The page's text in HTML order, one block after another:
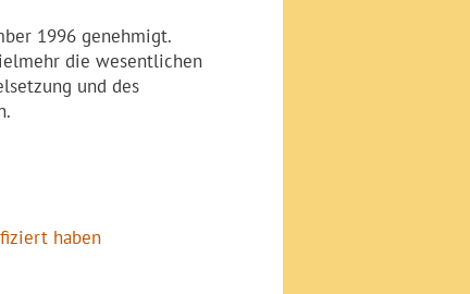
1996 genehmigt.
die wesentlichen
und des
haben